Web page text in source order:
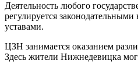
Деятельность любого
регулируется
уставами.
ЦЗН занимается оказанием
Здесь жители Нижнедевицка